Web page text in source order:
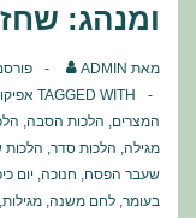
ומנהג:
מאת ADMIN
TAGGED WITH
המצרים, הלכות הסבה,
מגילה, הלכות סדר,
שעבר הפסח, חנוכה, יום
בעומר, לחם משנה, מגילות,